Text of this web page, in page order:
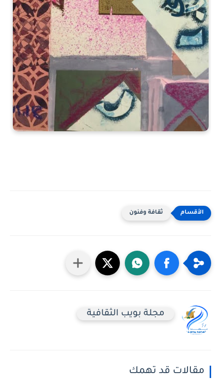
ثقافة وفنون
مجلة بويب الثقافية
مقالات قد تهمك